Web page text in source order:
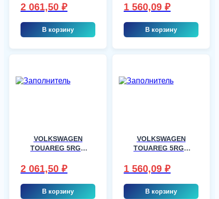
2 061,50 ₽
В корзину
1 560,09 ₽
В корзину
VOLKSWAGEN
TOUAREG 5RGR
2 061,50 ₽
В корзину
VOLKSWAGEN
TOUAREG 5RGR
1 560,09 ₽
В корзину